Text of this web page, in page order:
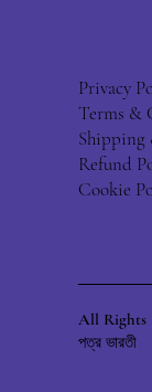
Privacy
Terms &
Shipping
Refund
Cookie
All Rights
পত্র ভারতী